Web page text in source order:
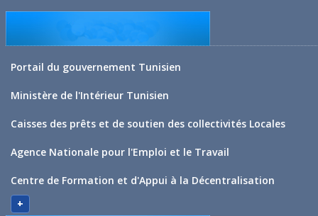
Portail du gouvernement Tunisien
Ministère de l'Intérieur Tunisien
Caisses des prêts et de soutien des collectivités Locales
Agence Nationale pour l'Emploi et le Travail
Centre de Formation et d'Appui à la Décentralisation
+